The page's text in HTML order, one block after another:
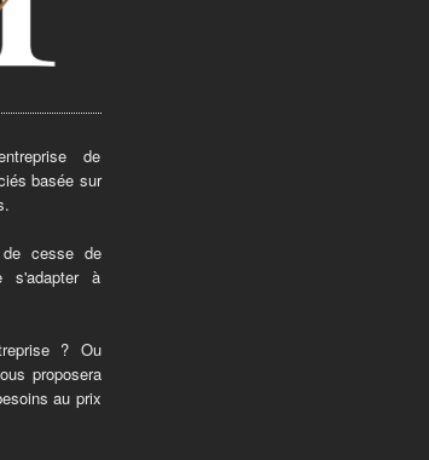
de
basée sur
cesse de
s'adapter à
? Ou
proposera
au prix